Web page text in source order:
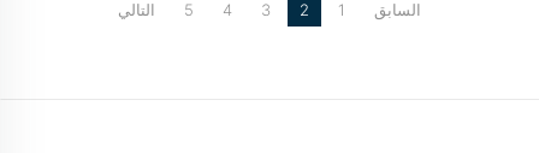
السابق 1
2
3
4
5 التالي